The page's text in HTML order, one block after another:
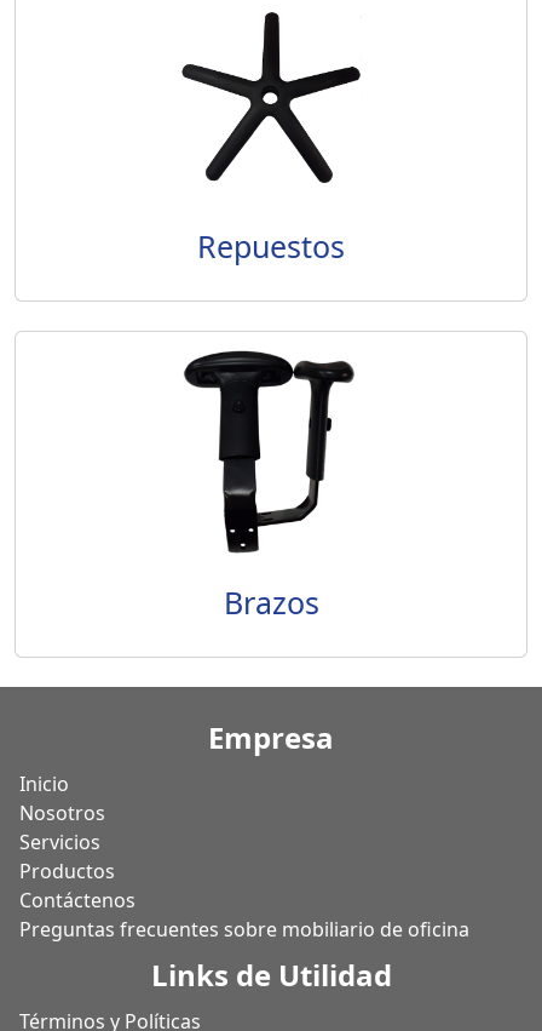
Repuestos
Brazos
Empresa
Inicio
Nosotros
Servicios
Productos
Contáctenos
Preguntas frecuentes sobre mobiliario de oficina
Links de Utilidad
Términos y Políticas